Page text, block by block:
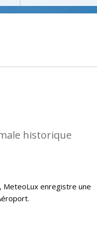
historique
MeteoLux enregistre une